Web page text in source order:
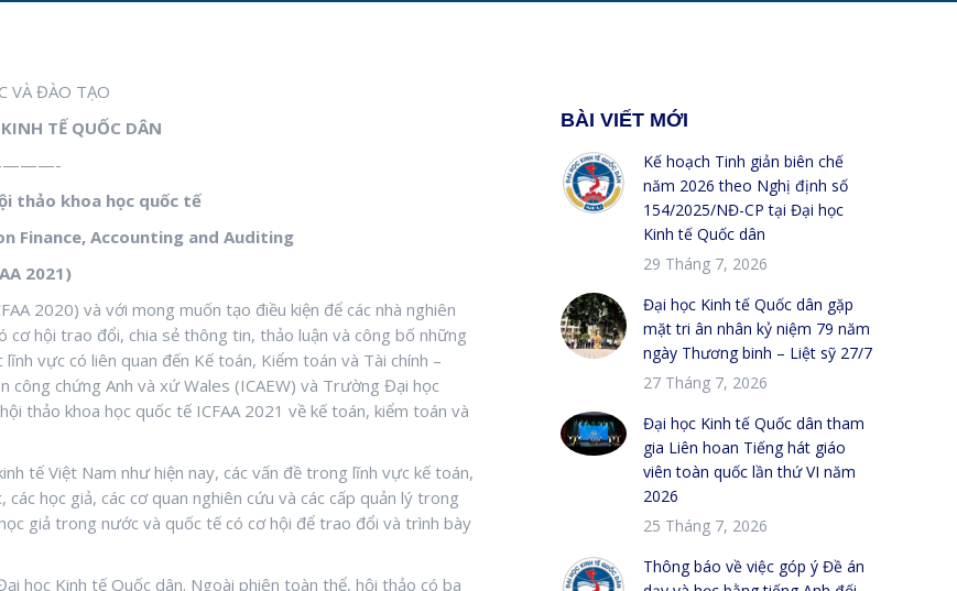
VÀ ĐÀO TẠO
TẾ QUỐC DÂN
thảo khoa học quốc tế
Finance, Accounting and Auditing
2021)
2020) và với mong muốn tạo điều kiện để các nhà nghiên
cơ hội trao đổi, chia sẻ thông tin, thảo luận và công bố những
vực có liên quan đến Kế toán, Kiểm toán và Tài chính –
chứng Anh và xứ Wales (ICAEW) và Trường Đại học
thảo khoa học quốc tế ICFAA 2021 về kế toán, kiểm toán và
tế Việt Nam như hiện nay, các vấn đề trong lĩnh vực kế toán,
học giả, các cơ quan nghiên cứu và các cấp quản lý trong
giả trong nước và quốc tế có cơ hội để trao đổi và trình bày
học Kinh tế Quốc dân. Ngoài phiên toàn thể, hội thảo có ba
BÀI VIẾT MỚI
Kế hoạch Tinh giản biên chế
năm 2026 theo Nghị định số
154/2025/NĐ-CP tại Đại học
Kinh tế Quốc dân
29 Tháng 7, 2026
Đại học Kinh tế Quốc dân gặp
mặt tri ân nhân kỷ niệm 79 năm
ngày Thương binh – Liệt sỹ 27/7
27 Tháng 7, 2026
Đại học Kinh tế Quốc dân tham
gia Liên hoan Tiếng hát giáo
viên toàn quốc lần thứ VI năm
2026
25 Tháng 7, 2026
Thông báo về việc góp ý Đề án